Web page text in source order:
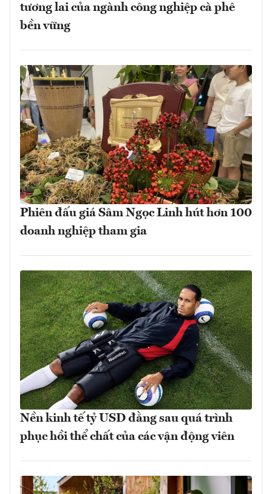
tương lai của ngành công nghiệp cà phê
bền vững
Phiên đấu giá Sâm Ngọc Linh hút hơn 100
doanh nghiệp tham gia
Nền kinh tế tỷ USD đằng sau quá trình
phục hồi thể chất của các vận động viên